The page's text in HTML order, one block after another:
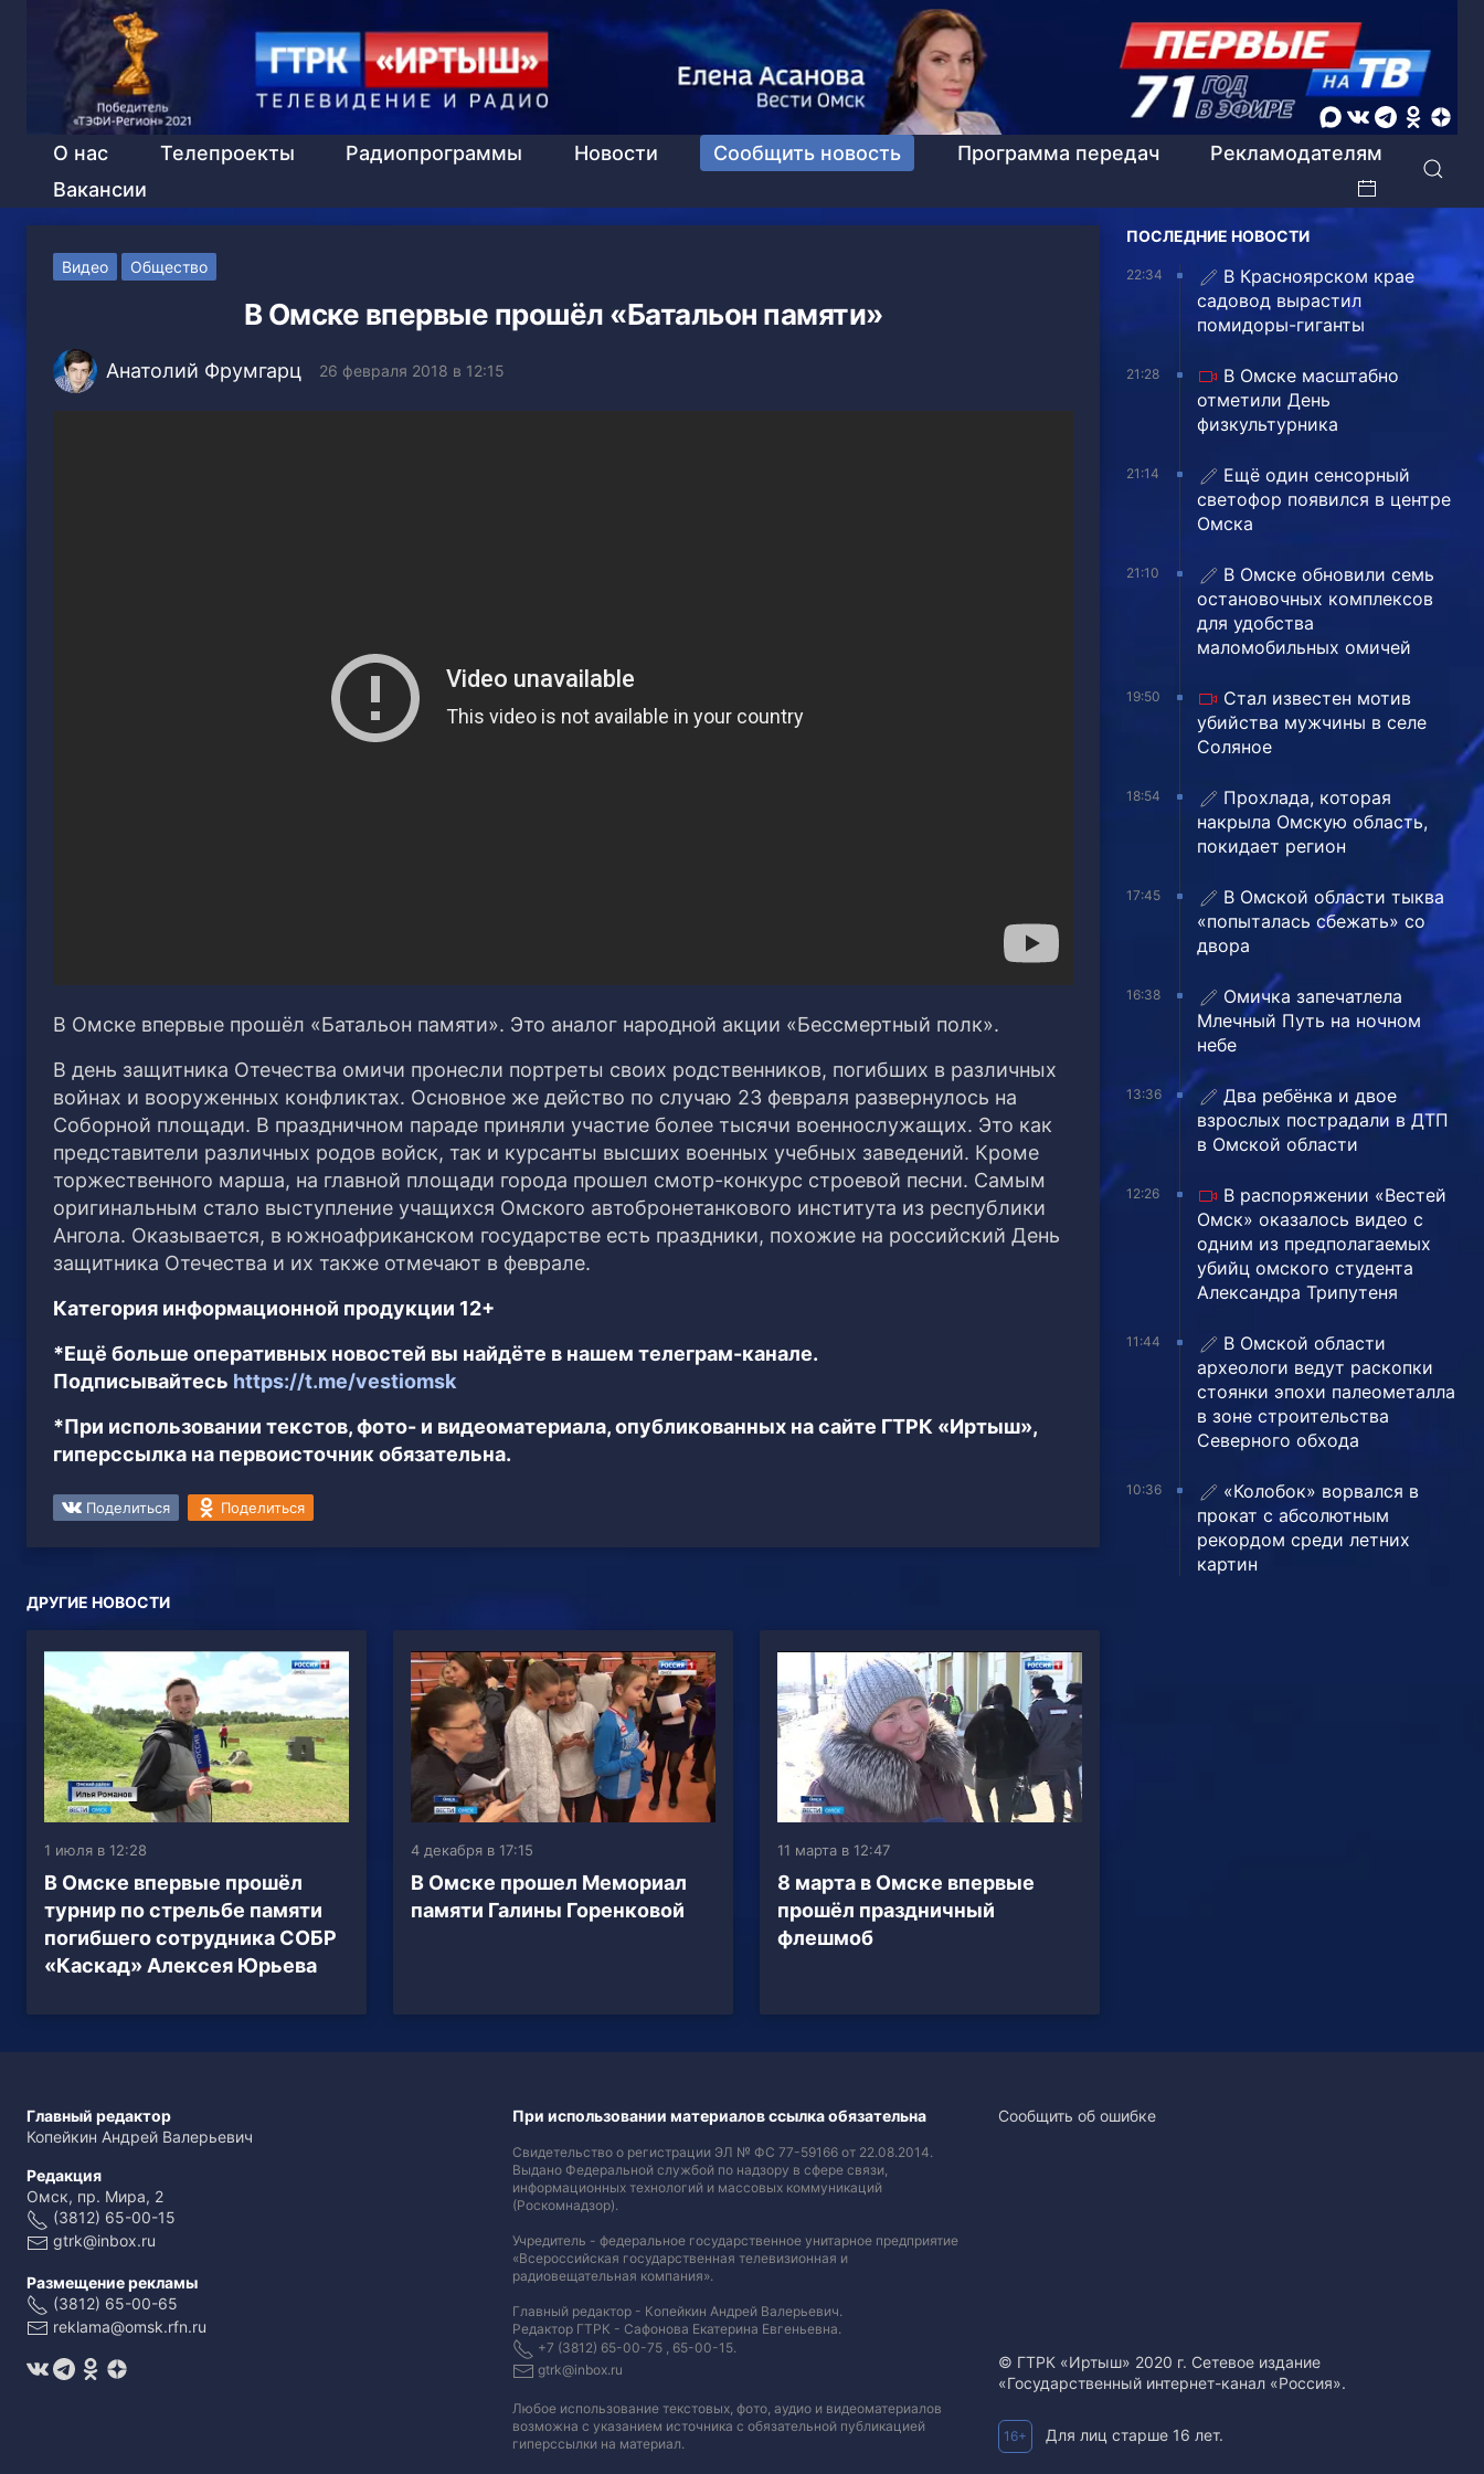
О нас Телепроекты Радиопрограммы Новости Сообщить новость Программа передач
Рекламодателям
Вакансии
Видео Общество
В Омске впервые прошёл «Батальон памяти»
Анатолий Фрумгарц 26 февраля 2018 в 12:15
В Омске впервые прошёл «Батальон памяти». Это аналог народной акции «Бессмертный полк».
В день защитника Отечества омичи пронесли портреты своих родственников, погибших в различных
войнах и вооруженных конфликтах. Основное же действо по случаю 23 февраля развернулось на
Соборной площади. В праздничном параде приняли участие более тысячи военнослужащих. Это как
представители различных родов войск, так и курсанты высших военных учебных заведений. Кроме
торжественного марша, на главной площади города прошел смотр-конкурс строевой песни. Самым
оригинальным стало выступление учащихся Омского автобронетанкового института из республики
Ангола. Оказывается, в южноафриканском государстве есть праздники, похожие на российский День
защитника Отечества и их также отмечают в феврале.
Категория информационной продукции 12+
*Ещё больше оперативных новостей вы найдёте в нашем телеграм-канале.
Подписывайтесь https://t.me/vestiomsk
*При использовании текстов, фото- и видеоматериала, опубликованных на сайте ГТРК «Иртыш»,
гиперссылка на первоисточник обязательна.
Поделиться Поделиться
ДРУГИЕ НОВОСТИ
1 июля в 12:28
В Омске впервые прошёл
турнир по стрельбе памяти
погибшего сотрудника СОБР
«Каскад» Алексея Юрьева
4 декабря в 17:15
В Омске прошел Мемориал
памяти Галины Горенковой
11 марта в 12:47
8 марта в Омске впервые
прошёл праздничный
флешмоб
ПОСЛЕДНИЕ НОВОСТИ
22:34
В Красноярском крае
садовод вырастил
помидоры-гиганты
21:28
В Омске масштабно
отметили День
физкультурника
21:14
Ещё один сенсорный
светофор появился в центре
Омска
21:10
В Омске обновили семь
остановочных комплексов
для удобства
маломобильных омичей
19:50
Стал известен мотив
убийства мужчины в селе
Соляное
18:54
Прохлада, которая
накрыла Омскую область,
покидает регион
17:45
В Омской области тыква
«попыталась сбежать» со
двора
16:38
Омичка запечатлела
Млечный Путь на ночном
небе
13:36
Два ребёнка и двое
взрослых пострадали в ДТП
в Омской области
12:26
В распоряжении «Вестей
Омск» оказалось видео с
одним из предполагаемых
убийц омского студента
Александра Трипутеня
11:44
В Омской области
археологи ведут раскопки
стоянки эпохи палеометалла
в зоне строительства
Северного обхода
10:36
«Колобок» ворвался в
прокат с абсолютным
рекордом среди летних
картин
Главный редактор
Копейкин Андрей Валерьевич
Редакция
Омск, пр. Мира, 2
(3812) 65-00-15
gtrk@inbox.ru
Размещение рекламы
(3812) 65-00-65
reklama@omsk.rfn.ru
При использовании материалов ссылка обязательна
Свидетельство о регистрации ЭЛ № ФС 77-59166 от 22.08.2014.
Выдано Федеральной службой по надзору в сфере связи,
информационных технологий и массовых коммуникаций
(Роскомнадзор).
Учредитель - федеральное государственное унитарное предприятие
«Всероссийская государственная телевизионная и
радиовещательная компания».
Главный редактор - Копейкин Андрей Валерьевич.
Редактор ГТРК - Сафонова Екатерина Евгеньевна.
+7 (3812) 65-00-75 , 65-00-15.
gtrk@inbox.ru
Любое использование текстовых, фото, аудио и видеоматериалов
возможна с указанием источника с обязательной публикацией
гиперссылки на материал.
Сообщить об ошибке
© ГТРК «Иртыш» 2020 г. Сетевое издание
«Государственный интернет-канал «Россия».
16+ Для лиц старше 16 лет.